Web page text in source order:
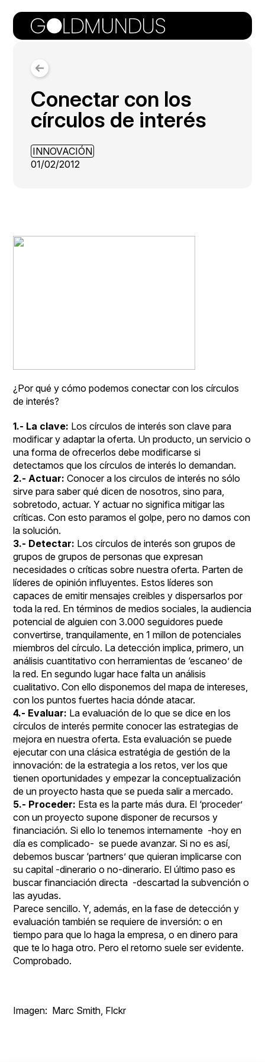
Conectar con los
círculos de interés
INNOVACIÓN
01/02/2012
¿Por qué y cómo podemos conectar con los círculos
de interés?
1.- La clave: Los círculos de interés son clave para
modificar y adaptar la oferta. Un producto, un servicio o
una forma de ofrecerlos debe modificarse si
detectamos que los círculos de interés lo demandan.
2.- Actuar: Conocer a los circulos de interés no sólo
sirve para saber qué dicen de nosotros, sino para,
sobretodo, actuar. Y actuar no significa mitigar las
críticas. Con esto paramos el golpe, pero no damos con
la solución.
3.- Detectar: Los círculos de interés son grupos de
grupos de grupos de personas que expresan
necesidades o críticas sobre nuestra oferta. Parten de
líderes de opinión influyentes. Estos líderes son
capaces de emitir mensajes creibles y dispersarlos por
toda la red. En términos de medios sociales, la audiencia
potencial de alguien con 3.000 seguidores puede
convertirse, tranquilamente, en 1 millon de potenciales
miembros del círculo. La detección implica, primero, un
análisis cuantitativo con herramientas de ‘escaneo’ de
la red. En segundo lugar hace falta un análisis
cualitativo. Con ello disponemos del mapa de intereses,
con los puntos fuertes hacia dónde atacar.
4.- Evaluar: La evaluación de lo que se dice en los
círculos de interés permite conocer las estrategias de
mejora en nuestra oferta. Esta evaluación se puede
ejecutar con una clásica estratégia de gestión de la
innovación: de la estrategia a los retos, ver los que
tienen oportunidades y empezar la conceptualización
de un proyecto hasta que se pueda salir a mercado.
5.- Proceder: Esta es la parte más dura. El ‘proceder’
con un proyecto supone disponer de recursos y
financiación. Si ello lo tenemos internamente -hoy en
día es complicado- se puede avanzar. Si no es así,
debemos buscar ‘partners’ que quieran implicarse con
su capital -dinerario o no-dinerario. El último paso es
buscar financiación directa -descartad la subvención o
las ayudas.
Parece sencillo. Y, además, en la fase de detección y
evaluación también se requiere de inversión: o en
tiempo para que lo haga la empresa, o en dinero para
que te lo haga otro. Pero el retorno suele ser evidente.
Comprobado.
Imagen: Marc Smith, Flckr